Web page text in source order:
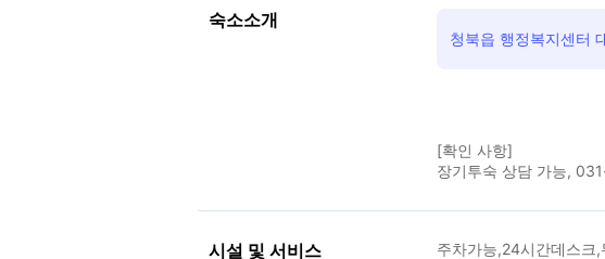
숙소소개
청북읍 행정복지센터
[확인 사항]
장기투숙 상담 가능,
시설 및 서비스 주차가능,24시간데스크